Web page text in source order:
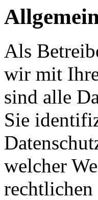
Als
wir mit
sind alle
Sie
welcher